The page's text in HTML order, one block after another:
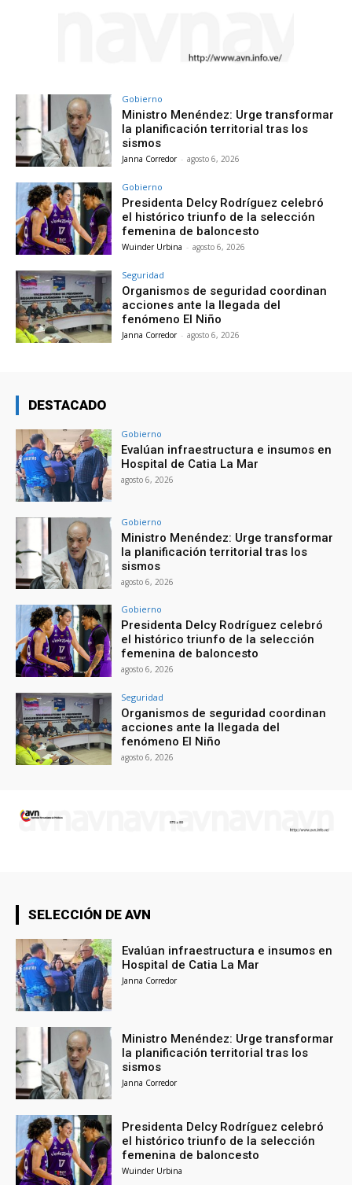
Gobierno
Ministro Menéndez: Urge transformar
la planificación territorial tras los
sismos
Janna Corredor - agosto 6, 2026
Gobierno
Presidenta Delcy Rodríguez celebró
el histórico triunfo de la selección
femenina de baloncesto
Wuinder Urbina - agosto 6, 2026
Seguridad
Organismos de seguridad coordinan
acciones ante la llegada del
fenómeno El Niño
Janna Corredor - agosto 6, 2026
DESTACADO
Gobierno
Evalúan infraestructura e insumos en
Hospital de Catia La Mar
agosto 6, 2026
Gobierno
Ministro Menéndez: Urge transformar
la planificación territorial tras los
sismos
agosto 6, 2026
Gobierno
Presidenta Delcy Rodríguez celebró
el histórico triunfo de la selección
femenina de baloncesto
agosto 6, 2026
Seguridad
Organismos de seguridad coordinan
acciones ante la llegada del
fenómeno El Niño
agosto 6, 2026
SELECCIÓN DE AVN
Evalúan infraestructura e insumos en
Hospital de Catia La Mar
Janna Corredor
Ministro Menéndez: Urge transformar
la planificación territorial tras los
sismos
Janna Corredor
Presidenta Delcy Rodríguez celebró
el histórico triunfo de la selección
femenina de baloncesto
Wuinder Urbina